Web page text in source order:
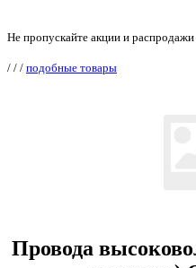
Не пропускайте акции и распродажи
/ / / подобные товары
Провода